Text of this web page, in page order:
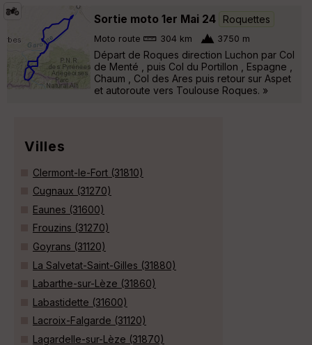
Sortie moto 1er Mai 24 Roquettes
Moto route 304 km 3750 m
Départ de Roques direction Luchon par Col
de Menté , puis Col du Portillon , Espagne ,
Chaum , Col des Ares puis retour sur Aspet
et autoroute vers Toulouse Roques. »
Villes
Clermont-le-Fort (31810)
Cugnaux (31270)
Eaunes (31600)
Frouzins (31270)
Goyrans (31120)
La Salvetat-Saint-Gilles (31880)
Labarthe-sur-Lèze (31860)
Labastidette (31600)
Lacroix-Falgarde (31120)
Lagardelle-sur-Lèze (31870)